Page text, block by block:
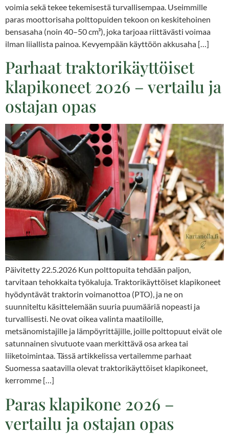
voimia sekä tekee tekemisestä turvallisempaa. Useimmille
paras moottorisaha polttopuiden tekoon on keskitehoinen
bensasaha (noin 40–50 cm³), joka tarjoaa riittävästi voimaa
ilman liiallista painoa. Kevyempään käyttöön akkusaha […]
Parhaat traktorikäyttöiset
klapikoneet 2026 – vertailu ja
ostajan opas
Päivitetty 22.5.2026 Kun polttopuita tehdään paljon,
tarvitaan tehokkaita työkaluja. Traktorikäyttöiset klapikoneet
hyödyntävät traktorin voimanottoa (PTO), ja ne on
suunniteltu käsittelemään suuria puumääriä nopeasti ja
turvallisesti. Ne ovat oikea valinta maatiloille,
metsänomistajille ja lämpöyrittäjille, joille polttopuut eivät ole
satunnainen sivutuote vaan merkittävä osa arkea tai
liiketoimintaa. Tässä artikkelissa vertailemme parhaat
Suomessa saatavilla olevat traktorikäyttöiset klapikoneet,
kerromme […]
Paras klapikone 2026 –
vertailu ja ostajan opas